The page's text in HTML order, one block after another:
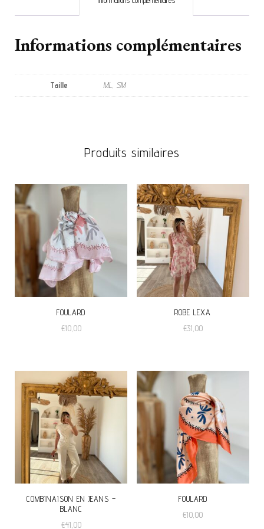
Informations complémentaires
Taille ML, SM
Produits similaires
FOULARD
€10,00
ROBE LEXA
€31,00
COMBINAISON EN JEANS –
BLANC
€41,00
FOULARD
€10,00